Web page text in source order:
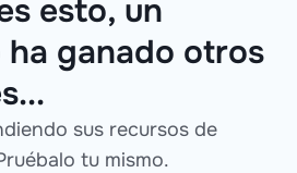
esto, un
ganado otros
sus recursos de
tu mismo.